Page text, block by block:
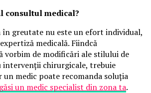
consultul medical?
în greutate nu este un efort individual,
medicală. Fiindcă
vorbim de modificări ale stilului de
intervenții chirurgicale, trebuie
un medic poate recomanda soluția
un medic specialist din zona ta.